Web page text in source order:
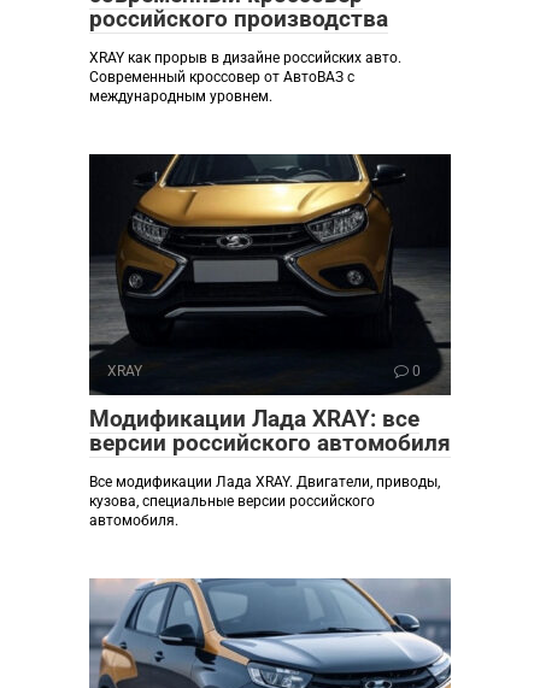
российского производства
XRAY как прорыв в дизайне российских авто.
Современный кроссовер от АвтоВАЗ с
международным уровнем.
XRAY 0
Модификации Лада XRAY: все
версии российского автомобиля
Все модификации Лада XRAY. Двигатели, приводы,
кузова, специальные версии российского
автомобиля.